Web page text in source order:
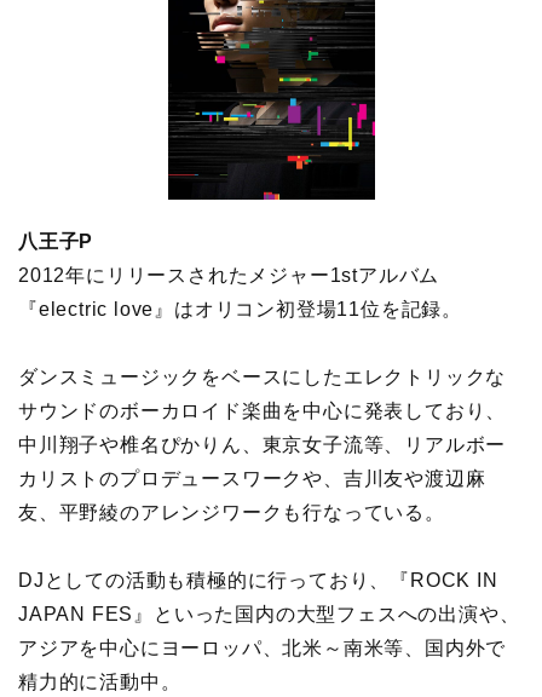
八王子P
2012年にリリースされたメジャー1stアルバム
『electric love』はオリコン初登場11位を記録。
ダンスミュージックをベースにしたエレクトリックな
サウンドのボーカロイド楽曲を中心に発表しており、
中川翔子や椎名ぴかりん、東京女子流等、リアルボー
カリストのプロデュースワークや、吉川友や渡辺麻
友、平野綾のアレンジワークも行なっている。
DJとしての活動も積極的に行っており、『ROCK IN
JAPAN FES』といった国内の大型フェスへの出演や、
アジアを中心にヨーロッパ、北米～南米等、国内外で
精力的に活動中。